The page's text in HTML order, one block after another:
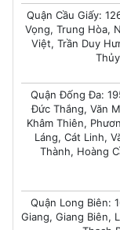
Quận Cầu Giấy:
Vọng, Trung Hòa,
Việt, Trần Duy
Quận Đống Đa:
Đức Thắng, Văn
Khâm Thiên,
Láng, Cát Linh,
Thành, Hoàng
Quận Long Biên:
Giang, Giang Biên,